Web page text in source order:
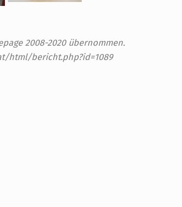
2008-2020 übernommen.
html/bericht.php?id=1089